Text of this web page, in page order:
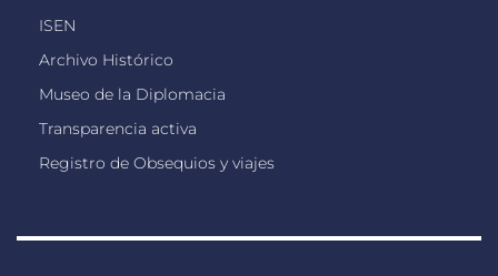
ISEN
Archivo Histórico
Museo de la Diplomacia
Transparencia activa
Registro de Obsequios y viajes